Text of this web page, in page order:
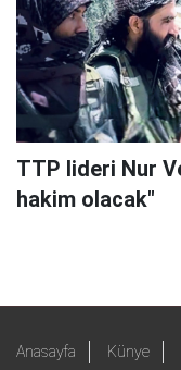
TTP lideri Nur
hakim olacak"
Anasayfa Künye